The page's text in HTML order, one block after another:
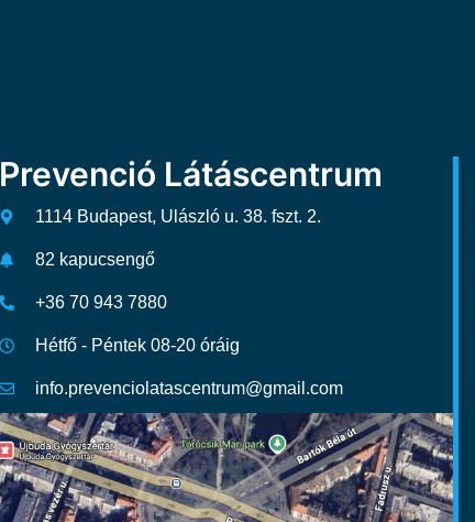
Prevenció Látáscentrum
1114 Budapest, Ulászló u. 38. fszt. 2.
82 kapucsengő
+36 70 943 7880
Hétfő - Péntek 08-20 óráig
info.prevenciolatascentrum@gmail.com